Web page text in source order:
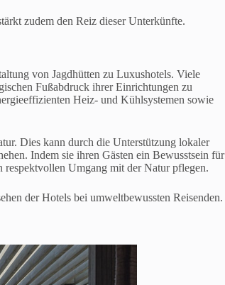
zudem den Reiz dieser Unterkünfte.
von Jagdhütten zu Luxushotels. Viele
Fußabdruck ihrer Einrichtungen zu
Heiz- und Kühlsystemen sowie
Dies kann durch die Unterstützung lokaler
Indem sie ihren Gästen ein Bewusstsein für
respektvollen Umgang mit der Natur pflegen.
der Hotels bei umweltbewussten Reisenden.